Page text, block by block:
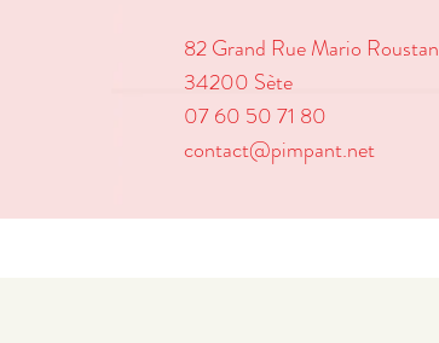
82 Grand Rue Mario Roustan
34200 Sète
07 60 50 71 80
contact@pimpant.net